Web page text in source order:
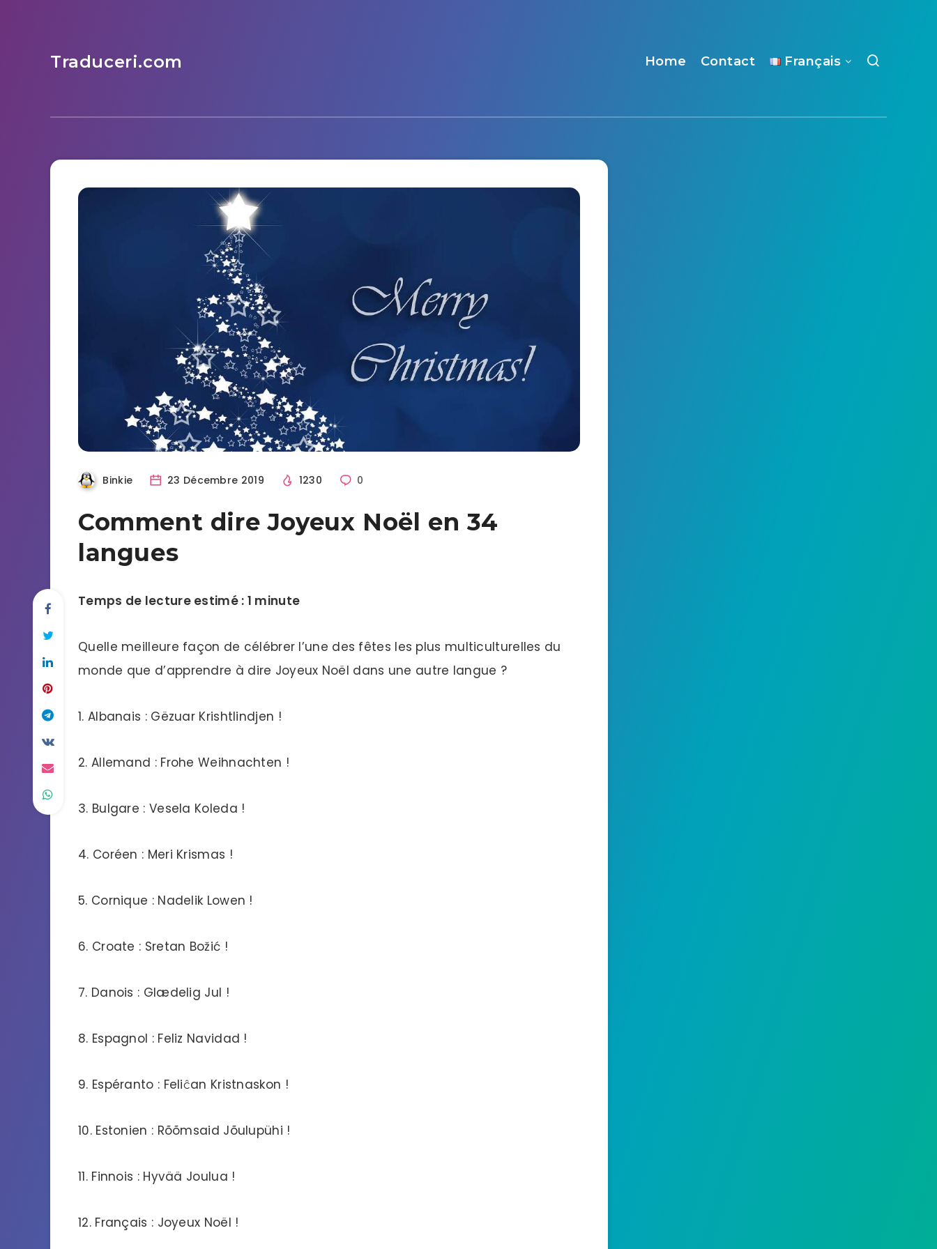
Traduceri.com Home Contact Français
Binkie 23 Décembre 2019 1230 0
Comment dire Joyeux Noël en 34
langues
Temps de lecture estimé : 1 minute
Quelle meilleure façon de célébrer l’une des fêtes les plus multiculturelles du
monde que d’apprendre à dire Joyeux Noël dans une autre langue ?
1. Albanais : Gëzuar Krishtlindjen !
2. Allemand : Frohe Weihnachten !
3. Bulgare : Vesela Koleda !
4. Coréen : Meri Krismas !
5. Cornique : Nadelik Lowen !
6. Croate : Sretan Božić !
7. Danois : Glædelig Jul !
8. Espagnol : Feliz Navidad !
9. Espéranto : Feliĉan Kristnaskon !
10. Estonien : Rõõmsaid Jõulupühi !
11. Finnois : Hyvää Joulua !
12. Français : Joyeux Noël !